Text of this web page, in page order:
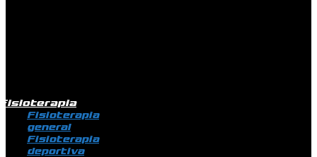
Fisioterapia
general
Fisioterapia
deportiva